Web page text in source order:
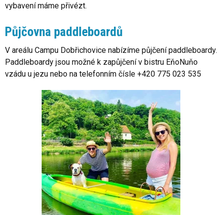
vybavení máme přivézt.
Půjčovna paddleboardů
V areálu Campu Dobřichovice nabízíme půjčení paddleboardy.
Paddleboardy jsou možné k zapůjčení v bistru EňoNuňo
vzádu u jezu nebo na telefonním čísle +420 775 023 535